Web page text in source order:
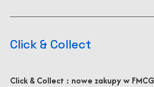
Click & Collect
Click & Collect : nowe zakupy w FMCG